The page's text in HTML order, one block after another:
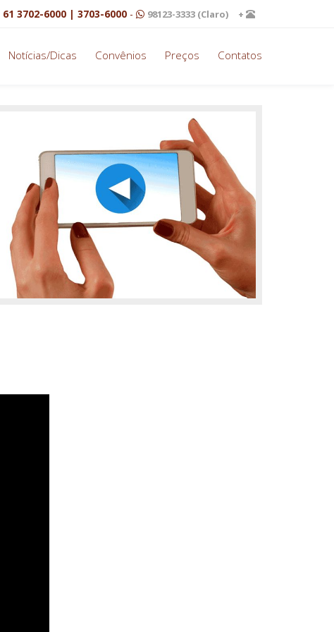
61 3702-6000 | 3703-6000 - 98123-3333 (Claro) +
Notícias/Dicas Convênios Preços Contatos